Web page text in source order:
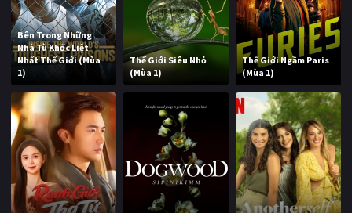
Bên Trong Những
Nhà Tù Khốc Liệt
Nhất Thế Giới (Mùa
1)
Thế Giới Siêu Nhỏ
(Mùa 1)
Thế Giới Ngầm Paris
(Mùa 1)